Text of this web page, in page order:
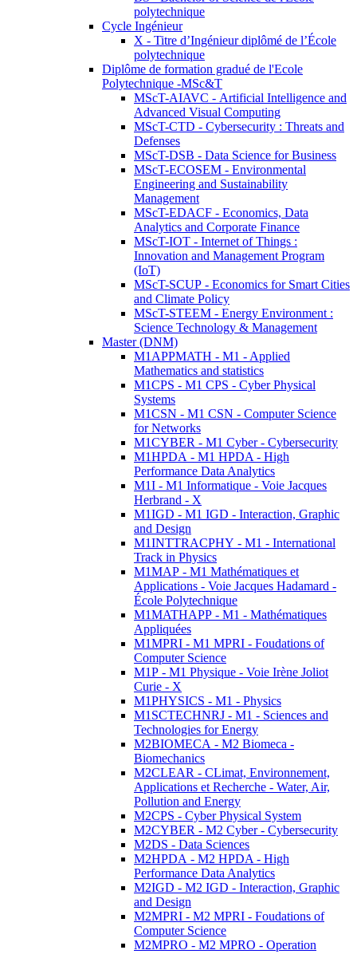
polytechnique
Cycle Ingénieur
X - Titre d’Ingénieur diplômé de l’École
polytechnique
Diplôme de formation gradué de l'Ecole
Polytechnique -MSc&T
MScT-AIAVC - Artificial Intelligence and
Advanced Visual Computing
MScT-CTD - Cybersecurity : Threats and
Defenses
MScT-DSB - Data Science for Business
MScT-ECOSEM - Environmental
Engineering and Sustainability
Management
MScT-EDACF - Economics, Data
Analytics and Corporate Finance
MScT-IOT - Internet of Things :
Innovation and Management Program
(IoT)
MScT-SCUP - Economics for Smart Cities
and Climate Policy
MScT-STEEM - Energy Environment :
Science Technology & Management
Master (DNM)
M1APPMATH - M1 - Applied
Mathematics and statistics
M1CPS - M1 CPS - Cyber Physical
Systems
M1CSN - M1 CSN - Computer Science
for Networks
M1CYBER - M1 Cyber - Cybersecurity
M1HPDA - M1 HPDA - High
Performance Data Analytics
M1I - M1 Informatique - Voie Jacques
Herbrand - X
M1IGD - M1 IGD - Interaction, Graphic
and Design
M1INTTRACPHY - M1 - International
Track in Physics
M1MAP - M1 Mathématiques et
Applications - Voie Jacques Hadamard -
École Polytechnique
M1MATHAPP - M1 - Mathématiques
Appliquées
M1MPRI - M1 MPRI - Foudations of
Computer Science
M1P - M1 Physique - Voie Irène Joliot
Curie - X
M1PHYSICS - M1 - Physics
M1SCTECHNRJ - M1 - Sciences and
Technologies for Energy
M2BIOMECA - M2 Biomeca -
Biomechanics
M2CLEAR - CLimat, Environnement,
Applications et Recherche - Water, Air,
Pollution and Energy
M2CPS - Cyber Physical System
M2CYBER - M2 Cyber - Cybersecurity
M2DS - Data Sciences
M2HPDA - M2 HPDA - High
Performance Data Analytics
M2IGD - M2 IGD - Interaction, Graphic
and Design
M2MPRI - M2 MPRI - Foudations of
Computer Science
M2MPRO - M2 MPRO - Operation